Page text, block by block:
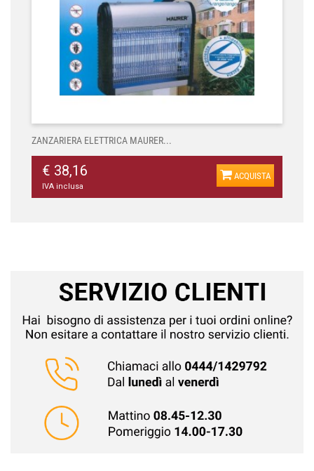
ZANZARIERA ELETTRICA MAURER...
€ 38,16
IVA inclusa
ACQUISTA